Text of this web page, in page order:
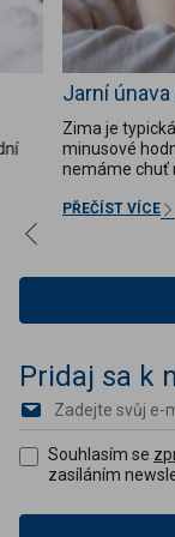
Jarní
Zima je
minusové
nemáme chuť
ovoce a
vlákninu
PŘEČÍST VÍCE
Pridaj sa k
Souhlasím se
zasíláním